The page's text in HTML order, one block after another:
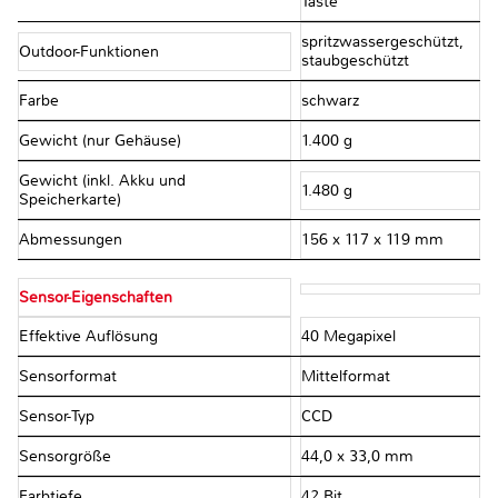
Outdoor-Funktionen
spritzwassergeschützt,
staubgeschützt
Farbe schwarz
Gewicht (nur Gehäuse) 1.400 g
Gewicht (inkl. Akku und
Speicherkarte)
1.480 g
Abmessungen 156 x 117 x 119 mm
Sensor-Eigenschaften
Effektive Auflösung 40 Megapixel
Sensorformat Mittelformat
Sensor-Typ CCD
Sensorgröße 44,0 x 33,0 mm